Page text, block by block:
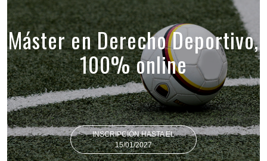
Máster en Derecho Deportivo,
100% online
INSCRIPCIÓN HASTA EL
15/01/2027